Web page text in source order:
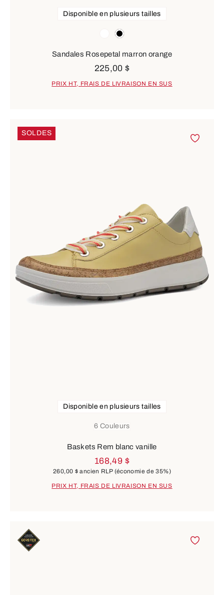
blancnoir
Disponible en plusieurs tailles
Sandales Rosepetal marron orange
225,00 $
PRIX HT, FRAIS DE LIVRAISON EN SUS
SOLDES
6 Couleurs
Disponible en plusieurs tailles
Baskets Rem blanc vanille
168,49 $
260,00 $ ancien RLP (économie de 35%)
PRIX HT, FRAIS DE LIVRAISON EN SUS